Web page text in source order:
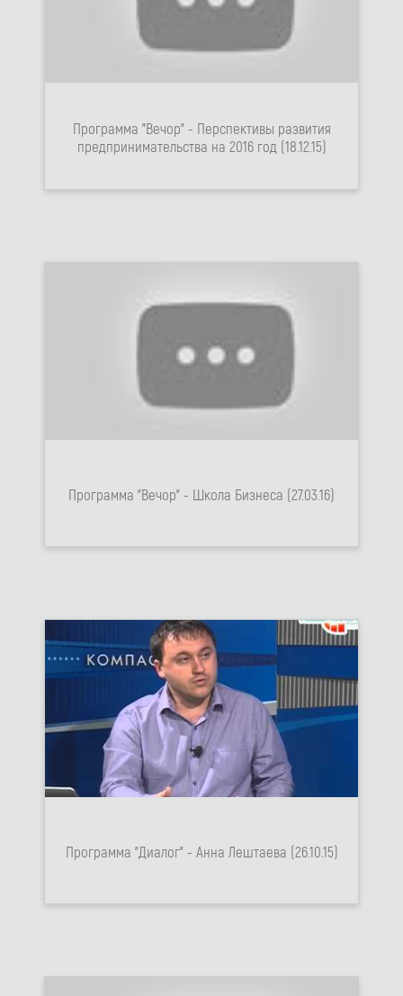
Программа "Вечор" - Перспективы развития
предпринимательства на 2016 год (18.12.15)
Программа "Вечор" - Школа Бизнеса (27.03.16)
Программа "Диалог" - Анна Лештаева (26.10.15)